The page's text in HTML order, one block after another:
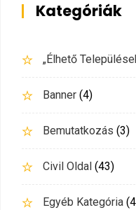
Kategóriák
„Élhető
Banner (4)
Bemutatkozás (3)
Civil Oldal (43)
Egyéb Kategória